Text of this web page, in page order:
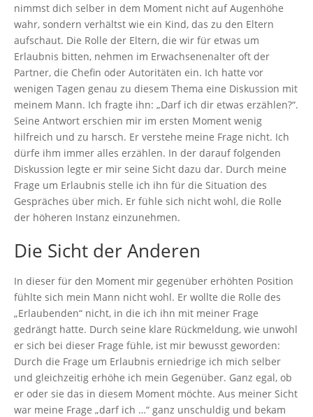
nimmst dich selber in dem Moment nicht auf Augenhöhe
wahr, sondern verhältst wie ein Kind, das zu den Eltern
aufschaut. Die Rolle der Eltern, die wir für etwas um
Erlaubnis bitten, nehmen im Erwachsenenalter oft der
Partner, die Chefin oder Autoritäten ein. Ich hatte vor
wenigen Tagen genau zu diesem Thema eine Diskussion mit
meinem Mann. Ich fragte ihn: „Darf ich dir etwas erzählen?“.
Seine Antwort erschien mir im ersten Moment wenig
hilfreich und zu harsch. Er verstehe meine Frage nicht. Ich
dürfe ihm immer alles erzählen. In der darauf folgenden
Diskussion legte er mir seine Sicht dazu dar. Durch meine
Frage um Erlaubnis stelle ich ihn für die Situation des
Gespräches über mich. Er fühle sich nicht wohl, die Rolle
der höheren Instanz einzunehmen.
Die Sicht der Anderen
In dieser für den Moment mir gegenüber erhöhten Position
fühlte sich mein Mann nicht wohl. Er wollte die Rolle des
„Erlaubenden“ nicht, in die ich ihn mit meiner Frage
gedrängt hatte. Durch seine klare Rückmeldung, wie unwohl
er sich bei dieser Frage fühle, ist mir bewusst geworden:
Durch die Frage um Erlaubnis erniedrige ich mich selber
und gleichzeitig erhöhe ich mein Gegenüber. Ganz egal, ob
er oder sie das in diesem Moment möchte. Aus meiner Sicht
war meine Frage „darf ich …“ ganz unschuldig und bekam